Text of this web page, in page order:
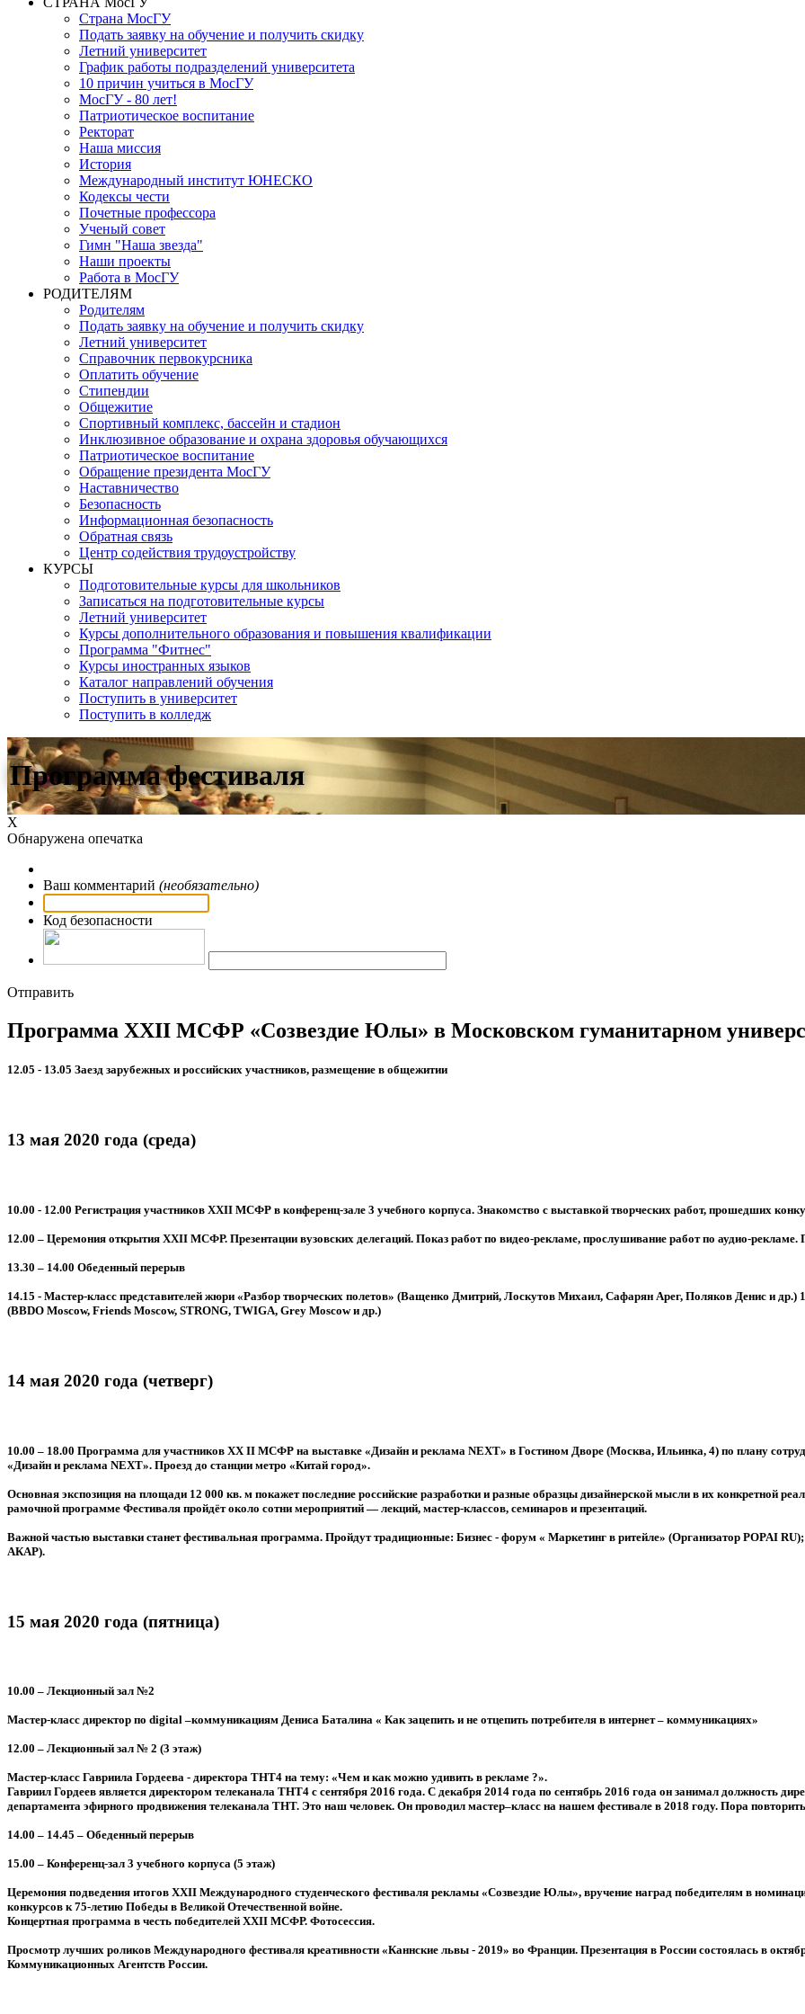
Страна МосГУ
Подать заявку на обучение и получить скидку
Летний университет
График работы подразделений университета
10 причин учиться в МосГУ
МосГУ - 80 лет!
Патриотическое воспитание
Ректорат
Наша миссия
История
Международный институт ЮНЕСКО
Кодексы чести
Почетные профессора
Ученый совет
Гимн "Наша звезда"
Наши проекты
Работа в МосГУ
РОДИТЕЛЯМ
Родителям
Подать заявку на обучение и получить скидку
Летний университет
Справочник первокурсника
Оплатить обучение
Стипендии
Общежитие
Спортивный комплекс, бассейн и стадион
Инклюзивное образование и охрана здоровья обучающихся
Патриотическое воспитание
Обращение президента МосГУ
Наставничество
Безопасность
Информационная безопасность
Обратная связь
Центр содействия трудоустройству
КУРСЫ
Подготовительные курсы для школьников
Записаться на подготовительные курсы
Летний университет
Курсы дополнительного образования и повышения квалификации
Программа "Фитнес"
Курсы иностранных языков
Каталог направлений обучения
Поступить в университет
Поступить в колледж
Программа фестиваля
Х
Обнаружена опечатка
Ваш комментарий (необязательно)
Код безопасности
Отправить
Программа ХХII МСФР «Созвездие Юлы» в Московском гуманитарном
12.05 - 13.05 Заезд зарубежных и российских участников, размещение в общежитии
13 мая 2020 года (среда)
10.00 - 12.00 Регистрация участников ХХII МСФР в конференц-зале 3 учебного корпуса. Знакомство с выставкой творческих работ, прошедших
12.00 – Церемония открытия ХХII МСФР. Презентации вузовских делегаций. Показ работ по видео-рекламе, прослушивание работ по аудио-
13.30 – 14.00 Обеденный перерыв
14.15 - Мастер-класс представителей жюри «Разбор творческих полетов» (Ващенко Дмитрий, Лоскутов Михаил, Сафарян Арег, Поляков Денис и др.)
(BBDO Moscow, Friends Moscow, STRONG, TWIGA, Grey Moscow и др.)
14 мая 2020 года (четверг)
10.00 – 18.00 Программа для участников ХХ II МСФР на выставке «Дизайн и реклама NEXT» в Гостином Дворе (Москва, Ильинка, 4) по плану
«Дизайн и реклама NEXT». Проезд до станции метро «Китай город».
Основная экспозиция на площади 12 000 кв. м покажет последние российские разработки и разные образцы дизайнерской мысли в их конкретной
рамочной программе Фестиваля пройдёт около сотни мероприятий — лекций, мастер-классов, семинаров и презентаций.
Важной частью выставки станет фестивальная программа. Пройдут традиционные: Бизнес - форум « Маркетинг в ритейле» (Организатор POPAI
АКАР).
15 мая 2020 года (пятница)
10.00 – Лекционный зал №2
Мастер-класс директор по digital –коммуникациям Дениса Баталина « Как зацепить и не отцепить потребителя в интернет – коммуникациях»
12.00 – Лекционный зал № 2 (3 этаж)
Мастер-класс Гавриила Гордеева - директора ТНТ4 на тему: «Чем и как можно удивить в рекламе ?».
Гавриил Гордеев является директором телеканала ТНТ4 с сентября 2016 года. С декабря 2014 года по сентябрь 2016 года он занимал должность
департамента эфирного продвижения телеканала ТНТ. Это наш человек. Он проводил мастер–класс на нашем фестивале в 2018 году. Пора
14.00 – 14.45 – Обеденный перерыв
15.00 – Конференц-зал 3 учебного корпуса (5 этаж)
Церемония подведения итогов ХХII Международного студенческого фестиваля рекламы «Созвездие Юлы», вручение наград победителям в
конкурсов к 75-летию Победы в Великой Отечественной войне.
Концертная программа в честь победителей ХХII МСФР. Фотосессия.
Просмотр лучших роликов Международного фестиваля креативности «Каннские львы - 2019» во Франции. Презентация в России состоялась в
Коммуникационных Агентств России.